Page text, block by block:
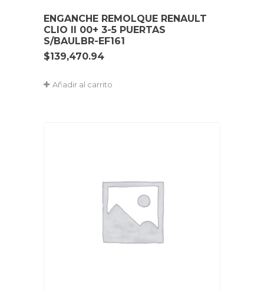
ENGANCHE REMOLQUE RENAULT
CLIO II 00+ 3-5 PUERTAS
S/BAULBR-EF161
$139,470.94
Añadir al carrito